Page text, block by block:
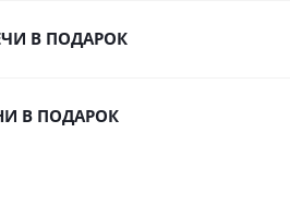
В ПОДАРОК
В ПОДАРОК